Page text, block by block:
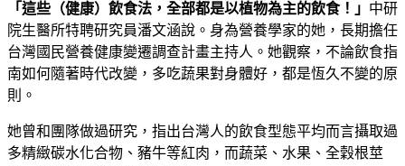
「這些（健康）飲食法，全部都是以植物為主的飲食！」 中研
院生醫所特聘研究員潘文涵說。身為營養學家的她，長期擔任
台灣國民營養健康變遷調查計畫主持人。她觀察，不論飲食指
南如何隨著時代改變，多吃蔬果對身體好，都是恆久不變的原
則。
她曾和團隊做過研究，指出台灣人的飲食型態平均而言攝取過
多精緻碳水化合物、豬牛等紅肉，而蔬菜、水果、全穀根莖